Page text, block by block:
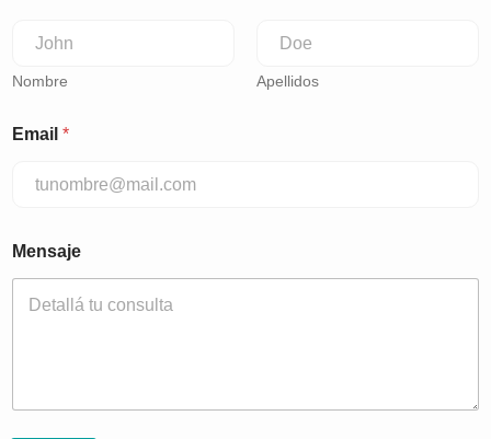
Nombre Apellidos
Email *
Mensaje